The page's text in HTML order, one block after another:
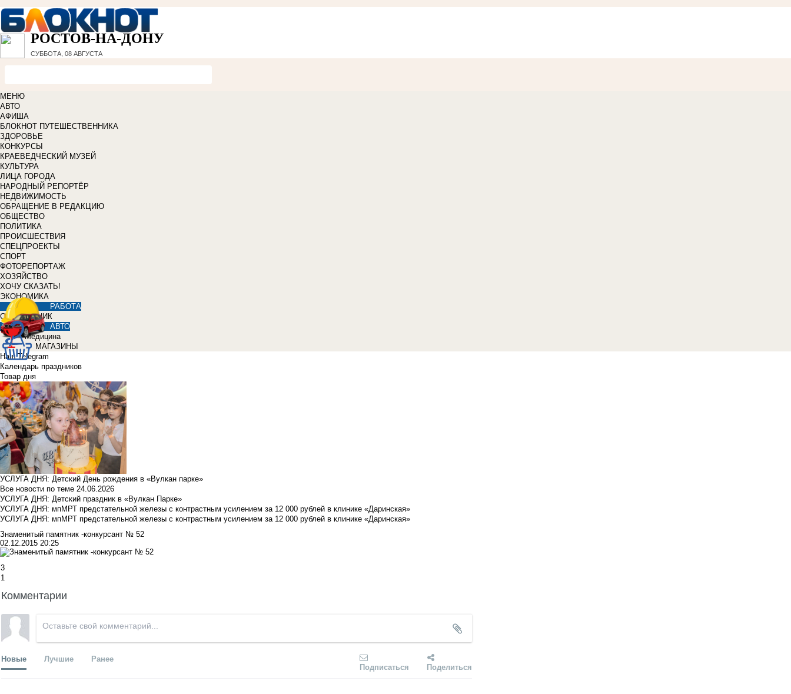
РОСТОВ-НА-ДОНУ
СУББОТА, 08 АВГУСТА
МЕНЮ
АВТО
АФИША
БЛОКНОТ ПУТЕШЕСТВЕННИКА
ЗДОРОВЬЕ
КОНКУРСЫ
КРАЕВЕДЧЕСКИЙ МУЗЕЙ
КУЛЬТУРА
ЛИЦА ГОРОДА
НАРОДНЫЙ РЕПОРТЁР
НЕДВИЖИМОСТЬ
ОБРАЩЕНИЕ В РЕДАКЦИЮ
ОБЩЕСТВО
ПОЛИТИКА
ПРОИСШЕСТВИЯ
СПЕЦПРОЕКТЫ
СПОРТ
ФОТОРЕПОРТАЖ
ХОЗЯЙСТВО
ХОЧУ СКАЗАТЬ!
ЭКОНОМИКА
РАБОТА
СПРАВОЧНИК
АВТО
Медицина
МАГАЗИНЫ
Наш Telegram
Календарь праздников
Товар дня
УСЛУГА ДНЯ: Детский День рождения в «Вулкан парке»
Все новости по теме 24.06.2026
УСЛУГА ДНЯ: Детский праздник в «Вулкан Парке»
УСЛУГА ДНЯ: мпМРТ предстательной железы с контрастным усилением за 12 000 рублей в клинике «Даринская»
УСЛУГА ДНЯ: мпМРТ предстательной железы с контрастным усилением за 12 000 рублей в клинике «Даринская»
Знаменитый памятник -конкурсант № 52
02.12.2015 20:25
3
1
Комментарии
Новые Лучшие Ранее
Подписаться Поделиться